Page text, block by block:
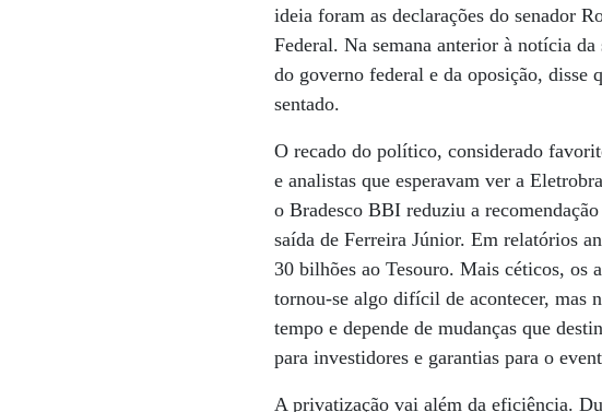
ideia foram as declarações do senador
Federal. Na semana anterior à notícia
do governo federal e da oposição, disse
sentado.
O recado do político, considerado
e analistas que esperavam ver a
o Bradesco BBI reduziu a
saída de Ferreira Júnior. Em relatórios
30 bilhões ao Tesouro. Mais céticos, os
tornou-se algo difícil de acontecer, mas
tempo e depende de mudanças que
para investidores e garantias para o
A privatização vai além da eficiência.